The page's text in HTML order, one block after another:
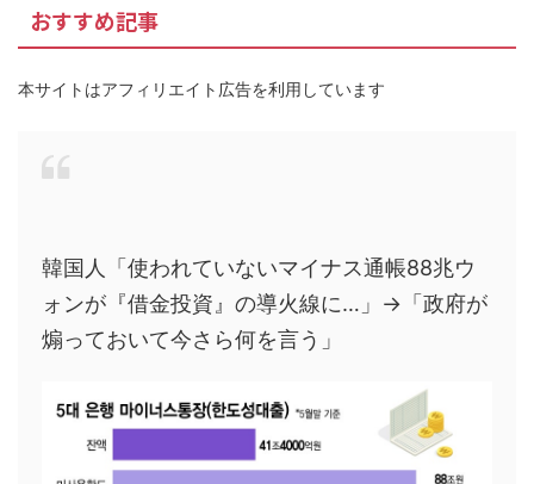
おすすめ記事
本サイトはアフィリエイト広告を利用しています
韓国人「使われていないマイナス通帳88兆ウ
ォンが『借金投資』の導火線に…」→「政府が
煽っておいて今さら何を言う」